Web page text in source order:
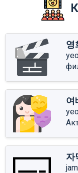
영
여
자